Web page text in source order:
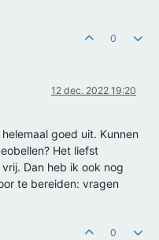
0
12 dec. 2022 19:20
goed uit. Kunnen
Het liefst
Dan heb ik ook nog
te bereiden: vragen
0